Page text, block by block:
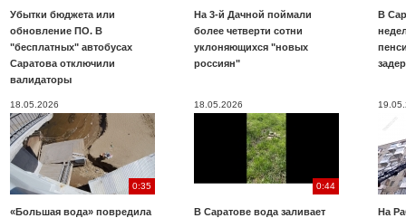
Убытки бюджета или
обновление ПО. В
"бесплатных" автобусах
Саратова отключили
валидаторы
На 3-й Дачной поймали
более четверти сотни
уклоняющихся "новых
россиян"
В
18.05.2026
0:35
«Большая вода» повредила
18.05.2026
0:44
В Саратове вода заливает
На